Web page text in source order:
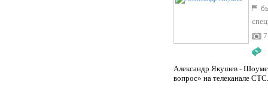
7
:
Александр Якушев -
вопрос» на телеканале